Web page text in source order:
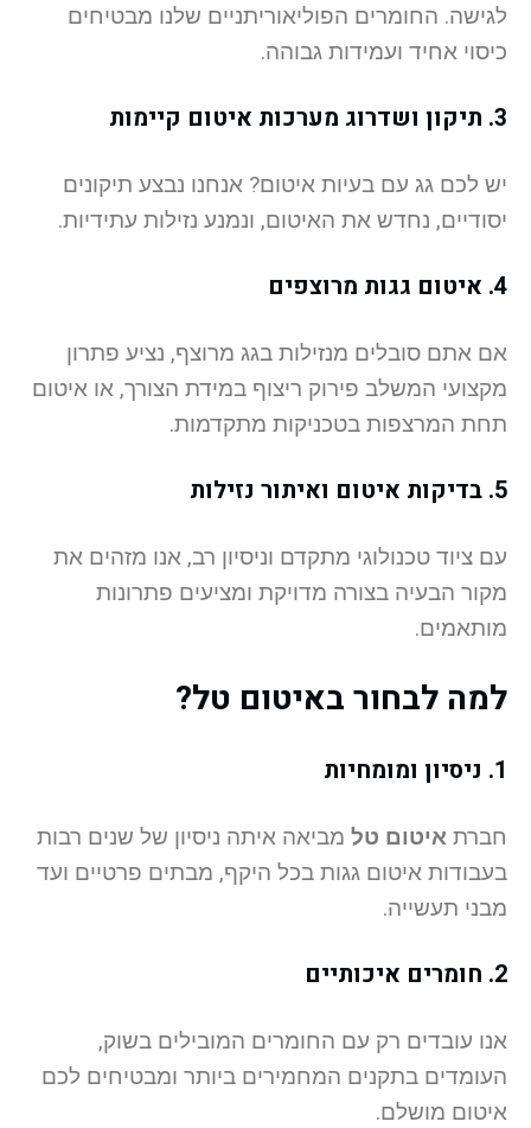
לגישה. החומרים הפוליאוריתניים שלנו מבטיחים
כיסוי אחיד ועמידות גבוהה.
3. תיקון ושדרוג מערכות איטום קיימות
יש לכם גג עם בעיות איטום? אנחנו נבצע תיקונים
יסודיים, נחדש את האיטום, ונמנע נזילות עתידיות.
4. איטום גגות מרוצפים
אם אתם סובלים מנזילות בגג מרוצף, נציע פתרון
מקצועי המשלב פירוק ריצוף במידת הצורך, או איטום
תחת המרצפות בטכניקות מתקדמות.
5. בדיקות איטום ואיתור נזילות
עם ציוד טכנולוגי מתקדם וניסיון רב, אנו מזהים את
מקור הבעיה בצורה מדויקת ומציעים פתרונות
מותאמים.
למה לבחור באיטום טל?
1. ניסיון ומומחיות
חברת איטום טל מביאה איתה ניסיון של שנים רבות
בעבודות איטום גגות בכל היקף, מבתים פרטיים ועד
מבני תעשייה.
2. חומרים איכותיים
אנו עובדים רק עם החומרים המובילים בשוק,
העומדים בתקנים המחמירים ביותר ומבטיחים לכם
איטום מושלם.